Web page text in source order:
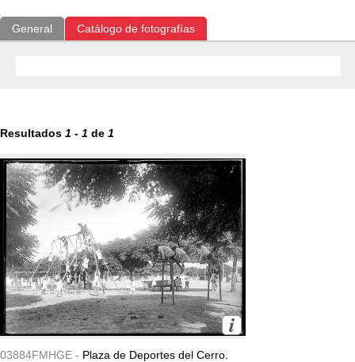
General Catálogo de fotografías
Resultados 1 - 1 de 1
03884FMHGE - Plaza de Deportes del Cerro.